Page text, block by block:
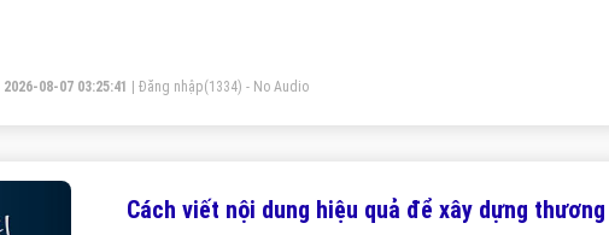
2026-08-07 03:25:41 Đăng nhập(1334) - No Audio
Cách viết nội dung hiệu quả để xây dựng thương